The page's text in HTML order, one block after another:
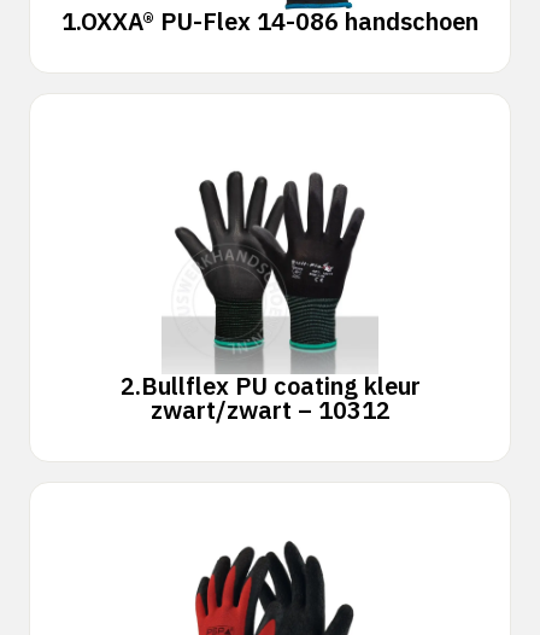
1.OXXA® PU-Flex 14-086 handschoen
2.Bullflex PU coating kleur
zwart/zwart – 10312